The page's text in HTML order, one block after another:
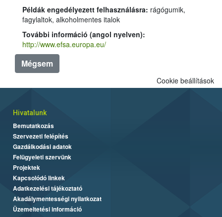
Példák engedélyezett felhasználásra: rágógumik,
fagylaltok, alkoholmentes italok
További információ (angol nyelven):
http://www.efsa.europa.eu/
Mégsem
Cookie beállítások
Hivatalunk
Bemutatkozás
Szervezeti felépítés
Gazdálkodási adatok
Felügyeleti szervünk
Projektek
Kapcsolódó linkek
Adatkezelési tájékoztató
Akadálymentességi nyilatkozat
Üzemeltetési információ